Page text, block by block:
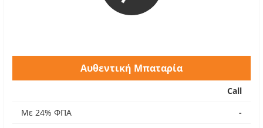
Αυθεντική Μπαταρία
Call
Με 24% ΦΠΑ
-